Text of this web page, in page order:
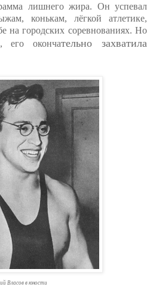
лишнего жира. Он успевал
конькам, лёгкой атлетике,
на городских соревнованиях. Но
его окончательно захватила
Власов в юности